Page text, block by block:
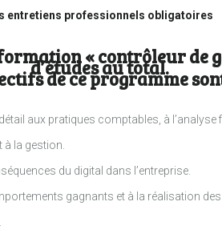
entretiens professionnels obligatoires
« contrôleur de
d’études au total.
de ce programme
aux pratiques comptables, à l’analyse
à la gestion.
du digital dans l’entreprise.
gagnants et à la réalisation des